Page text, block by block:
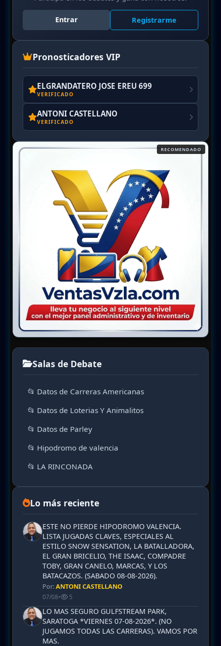
Entrar Registrarme
Pronosticadores VIP
ELGRANDATERO JOSE EREU 699
VERIFICADO
ANTONI CASTELLANO
VERIFICADO
RECOMENDADO
Salas de Debate
📂 Datos de Carreras Americanas
📂 Datos de Loterias Y Animalitos
📂 Datos de Parley
📂 Hipodromo de valencia
📂 LA RINCONADA
Lo más reciente
ESTE NO PIERDE HIPODROMO VALENCIA.
LISTA JUGADAS CLAVES, ESPECIALES AL
ESTILO SNOW SENSATION, LA BATALLADORA,
EL GRAN BRICELIO, THE ISAAC, COMPADRE
TOBY, GRAN CANELO, MARCAS, Y LOS
BATACAZOS. (SABADO 08-08-2026).
Por:ANTONI CASTELLANO
07/08• 5
LO MAS SEGURO GULFSTREAM PARK,
SARATOGA *VIERNES 07-08-2026*. (NO
JUGAMOS TODAS LAS CARRERAS). VAMOS POR
MAS.